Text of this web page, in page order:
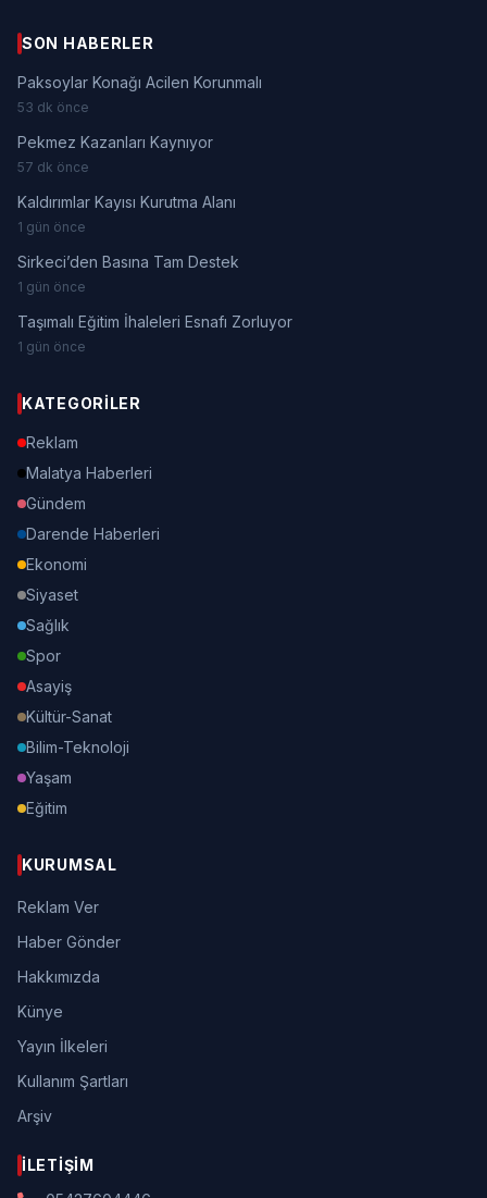
SON HABERLER
Paksoylar Konağı Acilen Korunmalı
53 dk önce
Pekmez Kazanları Kaynıyor
57 dk önce
Kaldırımlar Kayısı Kurutma Alanı
1 gün önce
Sirkeci’den Basına Tam Destek
1 gün önce
Taşımalı Eğitim İhaleleri Esnafı Zorluyor
1 gün önce
KATEGORILER
Reklam
Malatya Haberleri
Gündem
Darende Haberleri
Ekonomi
Siyaset
Sağlık
Spor
Asayiş
Kültür-Sanat
Bilim-Teknoloji
Yaşam
Eğitim
KURUMSAL
Reklam Ver
Haber Gönder
Hakkımızda
Künye
Yayın İlkeleri
Kullanım Şartları
Arşiv
İLETIŞIM